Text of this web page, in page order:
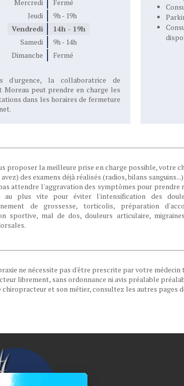
Mercredi
Fermé
Jeudi
9h - 19h
Vendredi
14h - 19h
Samedi
9h - 14h
Dimanche
Fermé
d'urgence, la collaboratrice de
Moreau peut prendre en charge les
dans les horaires de fermeture
proposer la meilleure prise en charge possible, votre
des examens déjà réalisés (radios, bilans sanguins...)
attendre l'aggravation des symptômes pour prendre
au plus vite pour éviter l'intensification des
de grossesse, torticolis, préparation
sportive, mal de dos, douleurs articulaire,
ne nécessite pas d'être prescrite par votre
librement, sans ordonnance ni avis préalable
chiropracteur et son métier, consultez les autres pages